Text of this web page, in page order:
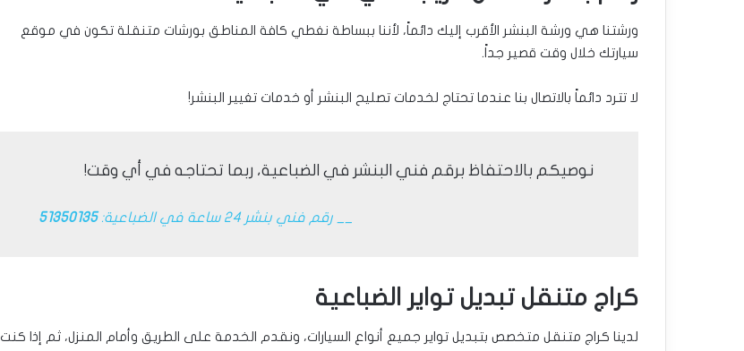
ورشتنا هي ورشة البنشر الأقرب إليك دائماً، لأننا ببساطة نغطي كافة المناطق بورشات متنقلة تكون في موقع
سيارتك خلال وقت قصير جداً.
لا تترد دائماً بالاتصال بنا عندما تحتاج لخدمات تصليح البنشر أو خدمات تغيير البنشر!
نوصيكم بالاحتفاظ برقم فني البنشر في الضباعية، ربما تحتاجه في أي وقت!
__ رقم فني بنشر 24 ساعة في الضباعية: 51350135
كراج متنقل تبديل تواير الضباعية
لدينا كراج متنقل متخصص بتبديل تواير جميع أنواع السيارات، ونقدم الخدمة على الطريق وأمام المنزل، ثم إذا كنت